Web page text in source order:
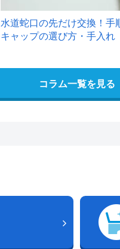
水道蛇口の先だけ交換！手
キャップの選び方・手入れ
コラム一覧を見る